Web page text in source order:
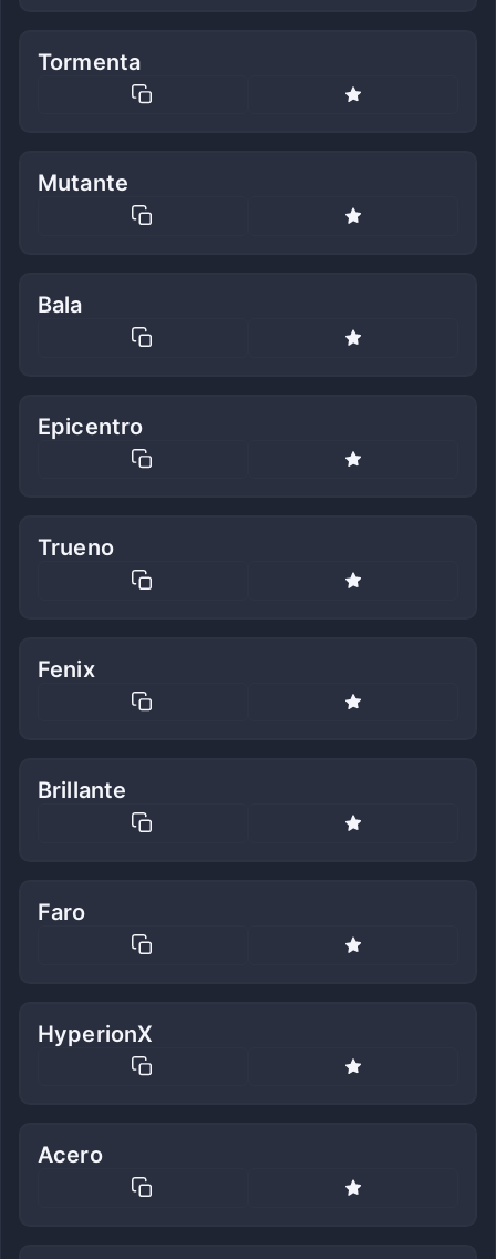
Tormenta
Mutante
Bala
Epicentro
Trueno
Fenix
Brillante
Faro
HyperionX
Acero